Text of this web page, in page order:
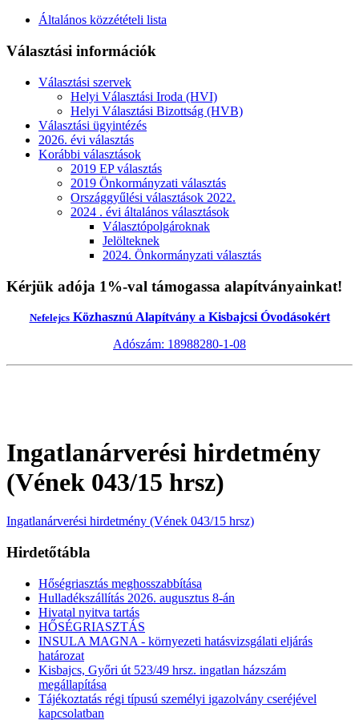
Általános közzétételi lista
Választási információk
Választási szervek
Helyi Választási Iroda (HVI)
Helyi Választási Bizottság (HVB)
Választási ügyintézés
2026. évi választás
Korábbi választások
2019 EP választás
2019 Önkormányzati választás
Országgyűlési választások 2022.
2024 . évi általános választások
Választópolgároknak
Jelölteknek
2024. Önkormányzati választás
Kérjük adója 1%-val támogassa alapítványainkat!
NefelejcsKözhasznú Alapítvány a Kisbajcsi Óvodásokért
Adószám: 18988280-1-08
Ingatlanárverési hirdetmény
(Vének 043/15 hrsz)
Ingatlanárverési hirdetmény (Vének 043/15 hrsz)
Hirdetőtábla
Hőségriasztás meghosszabbítása
Hulladékszállítás 2026. augusztus 8-án
Hivatal nyitva tartás
HŐSÉGRIASZTÁS
INSULA MAGNA - környezeti hatásvizsgálati eljárás
határozat
Kisbajcs, Győri út 523/49 hrsz. ingatlan házszám
megállapítása
Tájékoztatás régi típusú személyi igazolvány cseréjével
kapcsolatban